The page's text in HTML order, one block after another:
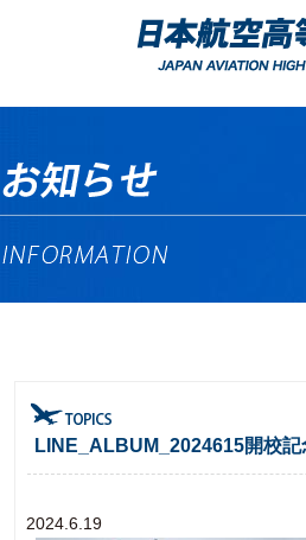
LINE_ALBUM_2024615開校
2024.6.19